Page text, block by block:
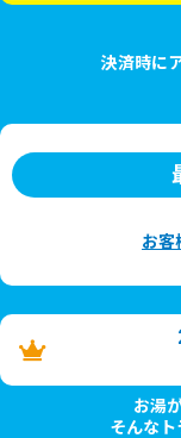
決済時に
お客
お湯
そんなト